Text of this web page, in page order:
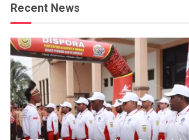
Recent News